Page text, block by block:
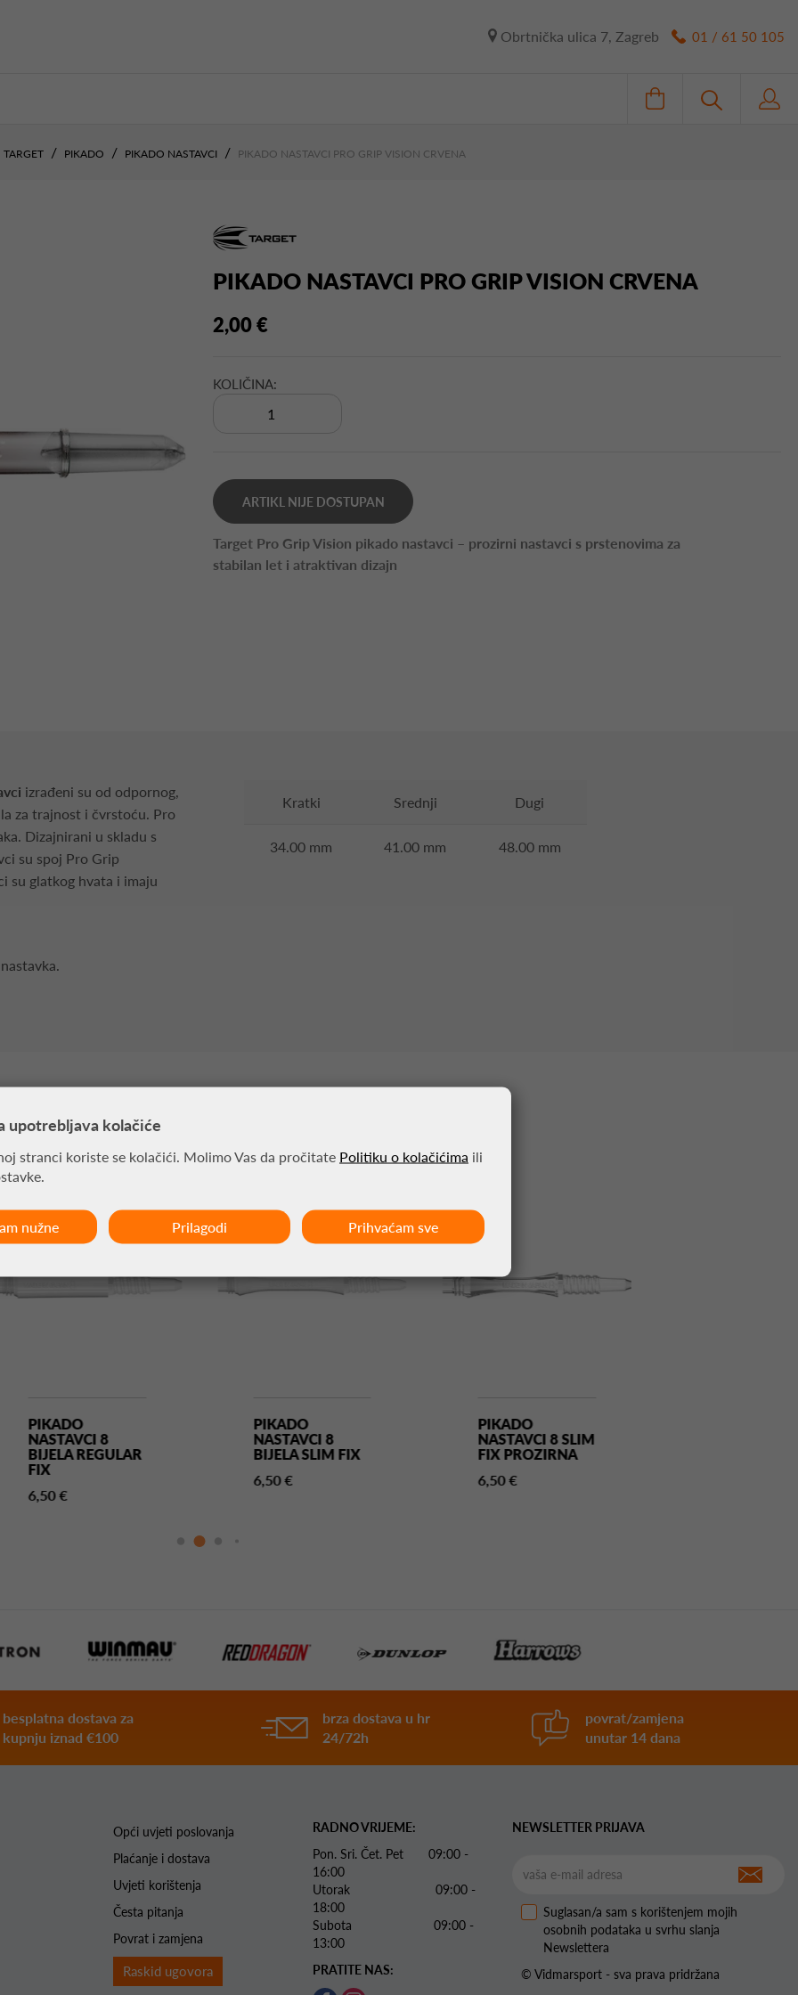
Obrtnička ulica 7, Zagreb 01 / 61 50 105
TARGET PIKADO PIKADO NASTAVCI PIKADO NASTAVCI PRO GRIP VISION CRVENA
PIKADO NASTAVCI PRO GRIP VISION CRVENA
2,00 €
KOLIČINA:
ARTIKL NIJE DOSTUPAN
Target Pro Grip Vision pikado nastavci – prozirni nastavci s prstenovima za
stabilan let i atraktivan dizajn
izrađeni su od odpornog,
za trajnost i čvrstoću. Pro
Dizajnirani u skladu s
su spoj Pro Grip
su glatkog hvata i imaju
Kratki Srednji Dugi
34.00 mm 41.00 mm 48.00 mm
MOŽDA VAS ZANIMA
PIKADO
NASTAVCI 8
BIJELA REGULAR
FIX
6,50 €
PIKADO
NASTAVCI 8
BIJELA SLIM FIX
6,50 €
PIKADO
NASTAVCI 8 SLIM
FIX PROZIRNA
6,50 €
besplatna dostava za
kupnju iznad €100
brza dostava u hr
24/72h
povrat/zamjena
unutar 14 dana
Opći uvjeti poslovanja
Plaćanje i dostava
Uvjeti korištenja
Česta pitanja
Povrat i zamjena
Raskid ugovora
RADNO VRIJEME:
Pon. Sri. Čet. Pet 09:00 -
16:00
Utorak 09:00 -
18:00
Subota 09:00 -
13:00
PRATITE NAS:
NEWSLETTER PRIJAVA
Suglasan/a sam s korištenjem mojih
osobnih podataka u svrhu slanja
Newslettera
© Vidmarsport - sva prava pridržana
upotrebljava kolačiće
stranci koriste se kolačići. Molimo Vas da pročitate Politiku o kolačićima ili
nužne Prilagodi Prihvaćam sve